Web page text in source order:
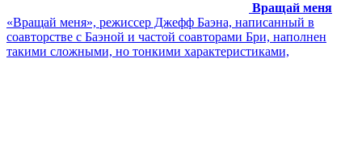
Вращай меня
«Вращай меня», режиссер Джефф Баэна, написанный в
соавторстве с Баэной и частой соавторами Бри, наполнен
такими сложными, но тонкими характеристиками,